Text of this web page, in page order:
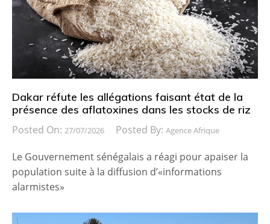
Dakar réfute les allégations faisant état de la
présence des aflatoxines dans les stocks de riz
Posted On: 27/07/2026 Posted By: Agence Afrique
Le Gouvernement sénégalais a réagi pour apaiser la
population suite à la diffusion d’«informations
alarmistes»